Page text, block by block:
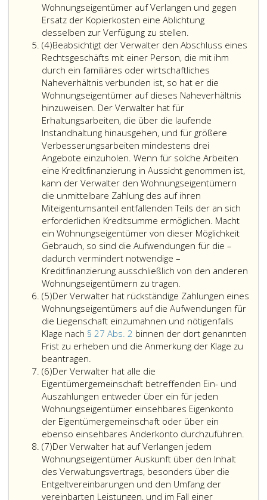
nicht
Dem
Verwalter
die
Verwaltung
und
auch
die
außen
Vertretung
der
zu;
Rahmen
dieser
Vertretung
ist
er
Bestellung
eines
befugt.
auf
die
in
Paragraph
24,
Absatz
5,
beschriebene
Weise
eine
Vorausschau
zur
Kenntnis
zu
bringen,
in
der
die
in
absehbarer
Zeit
notwendigen,
über
die
laufende
Instandhaltung
hinausgehenden
Erhaltungsarbeiten
die
in
Aussicht
genommenen
Verbesserungsarbeiten,
die
dafür
erforderlichen
Beiträge
zur
Rücklage
und
den
Heiz-
zu
Wohnungseigentümer auf Verlangen und gegen
Ersatz der Kopierkosten eine Ablichtung
desselben zur Verfügung zu stellen.
nichts
anderes
vereinbart
oder
beschlossen
hat
der
Verwalter
dafür
zu
sorgen,
dass
ein
höchstens
zehn
Jahre
Energieausweis
Paragraph
2,
Ziffer
3,
EAVG
gesamte
Gebäude
vorhanden
ist,
und
jedem
auf
Verlangen
und
(4)Absatz
4
Beabsichtigt der Verwalter den Abschluss eines
Rechtsgeschäfts mit einer Person, die mit ihm
durch ein familiäres oder wirtschaftliches
Naheverhältnis verbunden ist, so hat er die
Wohnungseigentümer auf dieses Naheverhältnis
hinzuweisen. Der Verwalter hat für
Erhaltungsarbeiten, die über die laufende
Instandhaltung hinausgehen, und für größere
Verbesserungsarbeiten mindestens drei
Angebote einzuholen. Wenn für solche Arbeiten
eine Kreditfinanzierung in Aussicht genommen ist,
kann der Verwalter den Wohnungseigentümern
die unmittelbare Zahlung des auf ihren
Miteigentumsanteil entfallenden Teils der an sich
erforderlichen Kreditsumme ermöglichen. Macht
ein Wohnungseigentümer von dieser Möglichkeit
Gebrauch, so sind die Aufwendungen für die –
dadurch vermindert notwendige –
Kreditfinanzierung ausschließlich von den anderen
Wohnungseigentümern zu tragen.
(5)Absatz
5
Der Verwalter hat rückständige Zahlungen eines
Wohnungseigentümers auf die Aufwendungen für
die Liegenschaft einzumahnen und nötigenfalls
Klage nach § 27 Abs. 2 binnen der dort genannten
Frist zu erheben und die Anmerkung der Klage zu
beantragen.
Verwalter
hat
rückständige
Zahlungen
eines
Wohnungseigentümers
auf
die
Aufwendungen
für
die
(6)Absatz
6
Der Verwalter hat alle die
Eigentümergemeinschaft betreffenden Ein- und
Auszahlungen entweder über ein für jeden
Wohnungseigentümer einsehbares Eigenkonto
der Eigentümergemeinschaft oder über ein
ebenso einsehbares Anderkonto durchzuführen.
(7)Absatz
7
Der Verwalter hat auf Verlangen jedem
Wohnungseigentümer Auskunft über den Inhalt
des Verwaltungsvertrags, besonders über die
Entgeltvereinbarungen und den Umfang der
vereinbarten Leistungen, und im Fall einer